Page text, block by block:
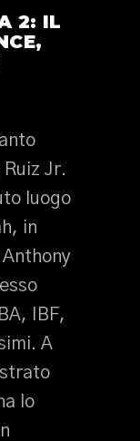
2: IL
Jr.
luogo
in
IBF,
A
lo